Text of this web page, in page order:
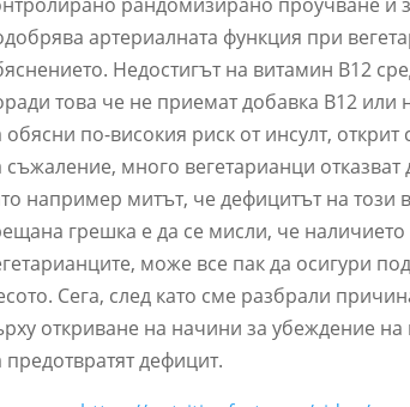
артериалната функция при
Недостигът на витамин B12
това че не приемат добавка B12
обясни по-високия риск от инсулт, открит
съжаление, много вегетарианци
например митът, че дефицитът на този
грешка е да се мисли, че
може все пак да осигури
Сега, след като сме разбрали
откриване на начини за убеждение
предотвратят дефицит.